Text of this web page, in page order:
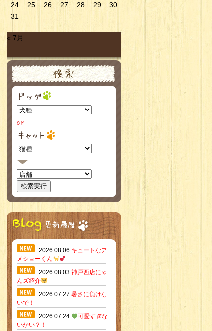
24
25 26 27 28 29
30
31
« 7月
2026.08.06 キュートなア
メショーくん
2026.08.03 神戸西店にゃ
んズ紹介
2026.07.27 暑さに負けな
いで！
2026.07.24
可愛すぎな
いかい？！